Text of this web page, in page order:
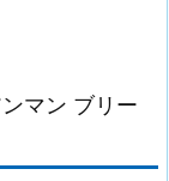
マン ブリー